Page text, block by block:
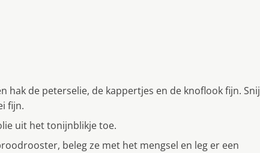
hak de peterselie, de kappertjes en de knoflook fijn. Snij
fijn.
uit het tonijnblikje toe.
beleg ze met het mengsel en leg er een